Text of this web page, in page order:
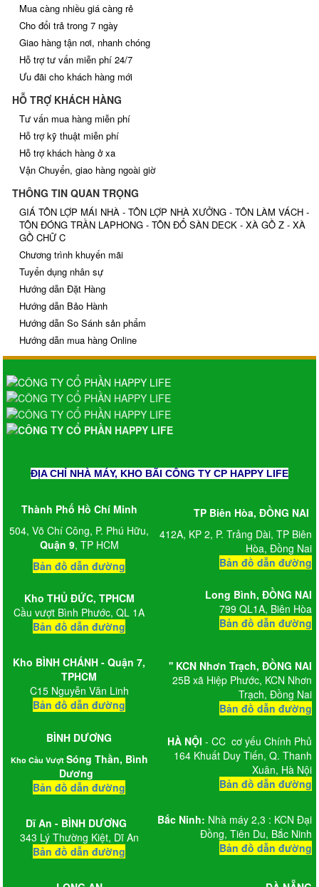
Mua càng nhiều giá càng rẻ
Cho đổi trả trong 7 ngày
Giao hàng tận nơi, nhanh chóng
Hỗ trợ tư vấn miễn phí 24/7
Ưu đãi cho khách hàng mới
HỖ TRỢ KHÁCH HÀNG
Tư vấn mua hàng miễn phí
Hỗ trợ kỹ thuật miễn phí
Hỗ trợ khách hàng ở xa
Vận Chuyển, giao hàng ngoài giờ
THÔNG TIN QUAN TRỌNG
GIÁ TÔN LỢP MÁI NHÀ - TÔN LỢP NHÀ XƯỞNG - TÔN LÀM VÁCH -
TÔN ĐÓNG TRẦN LAPHONG - TÔN ĐỔ SÀN DECK - XÀ GỒ Z - XÀ
GỒ CHỮ C
Chương trình khuyến mãi
Tuyển dụng nhân sự
Hướng dẫn Đặt Hàng
Hướng dẫn Bảo Hành
Hướng dẫn So Sánh sản phẩm
Hướng dẫn mua hàng Online
ĐỊA CHỈ NHÀ MÁY, KHO BÃI CÔNG TY CP HAPPY LIFE
Thành Phố Hồ Chí Minh
504, Võ Chí Công, P. Phú Hữu,
Quận 9, TP HCM
Bản đồ dẫn đường
TP Biên Hòa, ĐỒNG NAI
412A, KP 2, P. Trảng Dài, TP Biên
Hòa, Đồng Nai
Bản đồ dẫn đường
Kho THỦ ĐỨC, TPHCM
Cầu vượt Bình Phước, QL 1A
Bản đồ dẫn đường
Kho BÌNH CHÁNH - Quận 7,
TPHCM
C15 Nguyễn Văn Linh
Bản đồ dẫn đường
Long Bình,ĐỒNG NAI
799 QL1A, Biên Hòa
Bản đồ dẫn đường
'' KCN Nhơn Trạch, ĐỒNG NAI
25B xã Hiệp Phước, KCN Nhơn
Trạch, Đồng Nai
Bản đồ dẫn đường
BÌNH DƯƠNG
Kho Cầu Vượt Sóng Thần, Bình
Dương
Bản đồ dẫn đường
Dĩ An - BÌNH DƯƠNG
343 Lý Thường Kiệt, Dĩ An
Bản đồ dẫn đường
HÀ NỘI - CC cơ yếu Chính Phủ
164 Khuất Duy Tiến, Q. Thanh
Xuân, Hà Nội
Bản đồ dẫn đường
Bắc Ninh: Nhà máy 2,3 : KCN Đại
Đồng, Tiên Du, Bắc Ninh
Bản đồ dẫn đường